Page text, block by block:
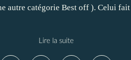
autre catégorie Best off ). Celui
Lire la suite